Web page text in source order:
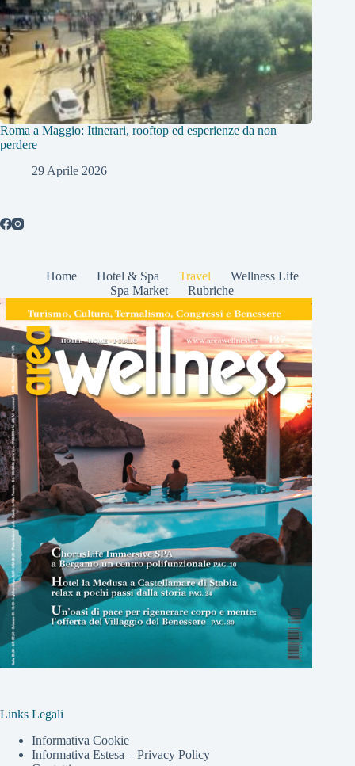
Roma a Maggio: Itinerari, rooftop ed esperienze da non
perdere
29 Aprile 2026
Home Hotel & Spa Travel
Wellness Life
Spa Market
Rubriche
Links Legali
Informativa Cookie
Informativa Estesa – Privacy Policy